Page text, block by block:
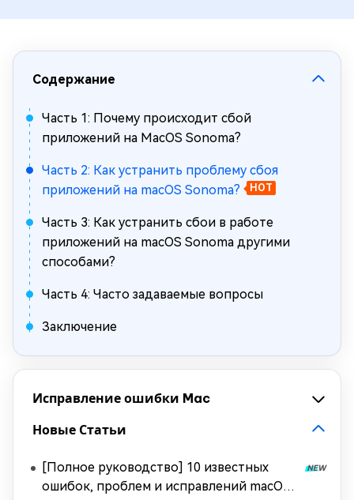
Содержание
Часть 1: Почему происходит сбой
приложений на MacOS Sonoma?
Часть 2: Как устранить проблему сбоя
приложений на macOS Sonoma?
HOT
Часть 3: Как устранить сбои в работе
приложений на macOS Sonoma другими
способами?
Часть 4: Часто задаваемые вопросы
Заключение
Исправление ошибки Mac
Новые Статьи
[Полное руководство] 10 известных
ошибок, проблем и исправлений macOS